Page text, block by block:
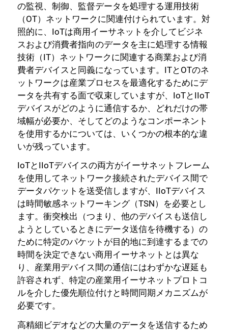
の監視、制御、監督データを処理する運用技術
（OT）ネットワークに関連付けられています。対
照的に、IoTは商用イーサネットを介してビジネ
スおよび消費者指向のデータを主に処理する情報
技術（IT）ネットワークに関連する商業および消
費者デバイスと同義になっています。ITとOTのネ
ットワークは産業プロセスを最適化するためにデ
ータを共有する面で収束していますが、IoTとIIoT
デバイスがどのように通信するか、どれだけの帯
域幅が必要か、そしてどのようなコンポーネント
を使用するかについては、いくつかの根本的な違
いが残っています。
IoTとIIoTデバイスの両方がイーサネットフレーム
を使用してネットワーク接続されたデバイス間で
データパケットを送受信しますが、IIoTデバイス
は時間敏感ネットワーキング（TSN）を必要とし
ます。衝突検出（つまり、他のデバイスも送信し
ようとしているときにデータ送信を待機する）の
ために特定のパケットが目的地に到達するまでの
時間を決定できない商用イーサネットとは異な
り、産業用デバイス間の通信にはわずかな遅延も
許容されず、特定の産業用イーサネットプロトコ
ルを介した優先順位付けと時間同期メカニズムが
必要です。
高精細ビデオなどの大量のデータを送信するため